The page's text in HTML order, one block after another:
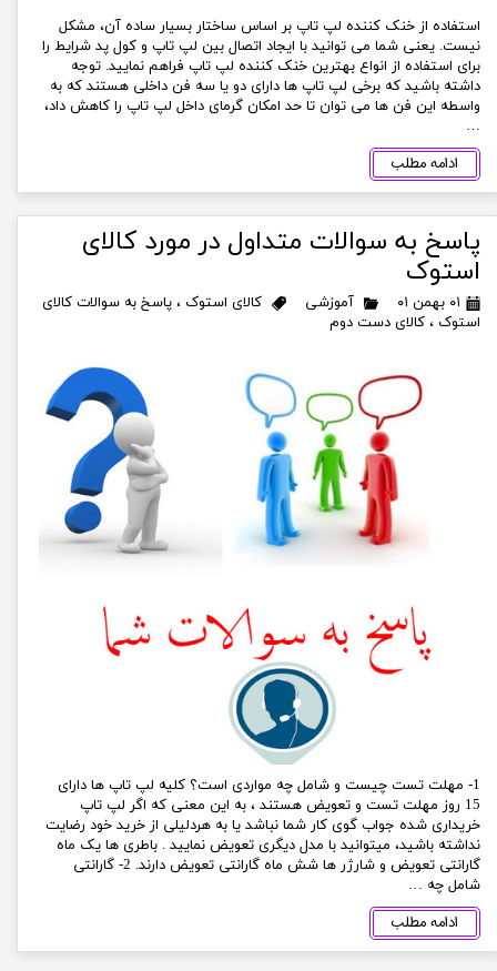
استفاده از خنک کننده لپ تاپ بر اساس ساختار بسیار ساده آن، مشکل
نیست. یعنی شما می توانید با ایجاد اتصال بین لپ تاپ و کول پد شرایط را
برای استفاده از انواع بهترین خنک کننده لپ تاپ فراهم نمایید. توجه
داشته باشید که برخی لپ تاپ ها دارای دو یا سه فن داخلی هستند که به
واسطه این فن ها می توان تا حد امکان گرمای داخل لپ تاپ را کاهش داد،
…
ادامه مطلب
پاسخ به سوالات متداول در مورد کالای
استوک
۰۱ بهمن ۰۱ آموزشی کالای استوک ، پاسخ به سوالات کالای
استوک ، کالای دست دوم
1- مهلت تست چیست و شامل چه مواردی است؟ کلیه لپ تاپ ها دارای
15 روز مهلت تست و تعویض هستند ، به این معنی که اگر لپ تاپ
خریداری شده جواب گوی کار شما نباشد یا به هردلیلی از خرید خود رضایت
نداشته باشید، میتوانید با مدل دیگری تعویض نمایید . باطری ها یک ماه
گارانتی تعویض و شارژر ها شش ماه گارانتی تعویض دارند. 2- گارانتی
شامل چه …
ادامه مطلب